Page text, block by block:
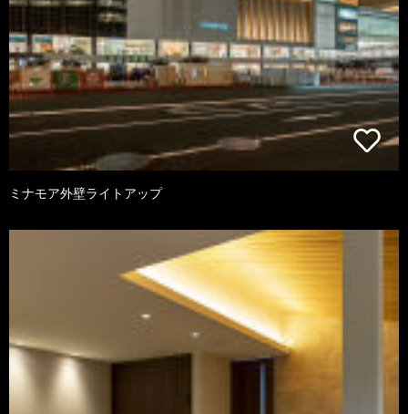
ミナモア外壁ライトアップ